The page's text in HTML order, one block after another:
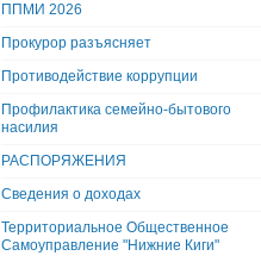
ППМИ 2026
Прокурор разъясняет
Противодействие коррупции
Профилактика семейно-бытового
насилия
РАСПОРЯЖЕНИЯ
Сведения о доходах
Территориальное Общественное
Самоуправление "Нижние Киги"